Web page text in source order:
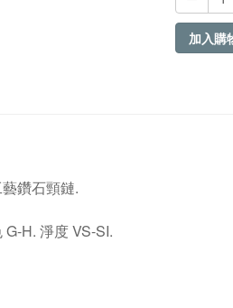
加入購
鑽石頸鏈.
H. 淨度 VS-SI.